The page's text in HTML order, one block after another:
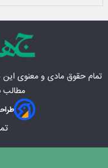
تمام حقوق مادی‌ و معنوی
مطالب